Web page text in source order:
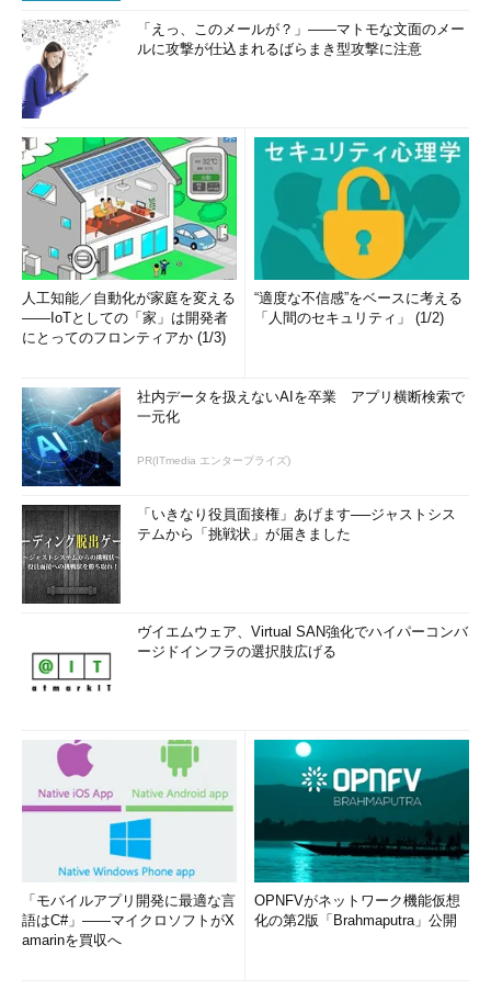
「えっ、このメールが？」――マトモな文面のメー
ルに攻撃が仕込まれるばらまき型攻撃に注意
人工知能／自動化が家庭を変える
――IoTとしての「家」は開発者
にとってのフロンティアか (1/3)
“適度な不信感”をベースに考える
「人間のセキュリティ」 (1/2)
社内データを扱えないAIを卒業 アプリ横断検索で
一元化
PR(ITmedia エンタープライズ)
「いきなり役員面接権」あげます──ジャストシス
テムから「挑戦状」が届きました
ヴイエムウェア、Virtual SAN強化でハイパーコンバ
ージドインフラの選択肢広げる
「モバイルアプリ開発に最適な言
語はC#」――マイクロソフトがX
amarinを買収へ
OPNFVがネットワーク機能仮想
化の第2版「Brahmaputra」公開